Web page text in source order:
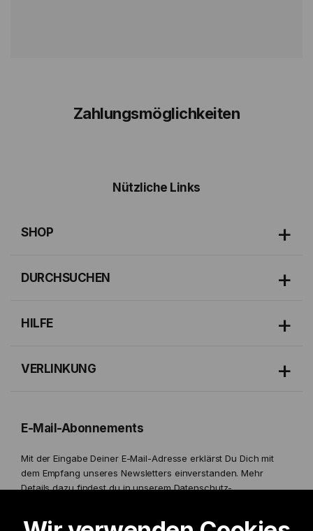
Zahlungsmöglichkeiten
E-Mail-Abonnements
Mit der Eingabe Deiner E-Mail-Adresse erklärst Du Dich mit
dem Empfang unseres Newsletters einverstanden. Mehr
Details dazu findest du in unseremDatenschutz-
Nützliche Links
SHOP
DURCHSUCHEN
HILFE
VERLINKUNG